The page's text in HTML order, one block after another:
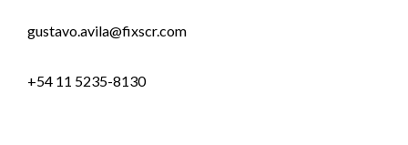
gustavo.avila@fixscr.com
+54 11 5235-8130